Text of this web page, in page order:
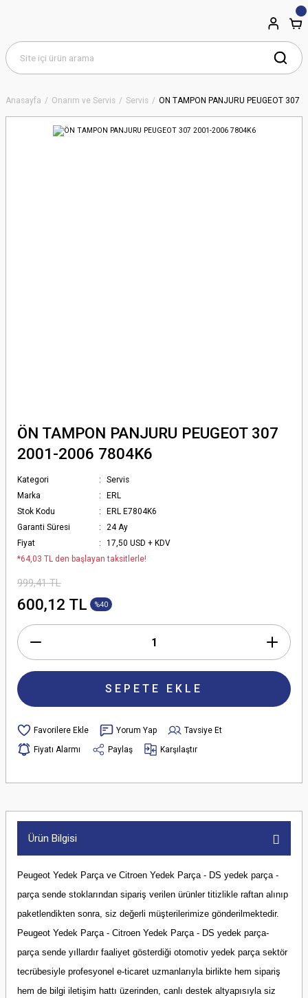
Anasayfa Onarım ve Servis Servis ÖN TAMPON PANJURU PEUGEOT 307
ÖN TAMPON PANJURU PEUGEOT 307
2001-2006 7804K6
Kategori
Servis
Marka
ERL
Stok Kodu
ERL E7804K6
Garanti Süresi
24 Ay
Fiyat
17,50 USD + KDV
*64,03 TL den başlayan taksitlerle!
999,41 TL
600,12 TL %40
SEPETE EKLE
Yorum Yap
Tavsiye Et
Fiyatı Alarmı
Paylaş Karşılaştır
Ürün Bilgisi
Peugeot Yedek Parça ve Citroen Yedek Parça - DS yedek parça -
parça sende stoklarından sipariş verilen ürünler titizlikle raftan alınıp
paketlendikten sonra, siz değerli müşterilerimize gönderilmektedir.
Peugeot Yedek Parça - Citroen Yedek Parça - DS yedek parça-
parça sende yıllardır faaliyet gösterdiği otomotiv yedek parça sektör
tecrübesiyle profesyonel e-ticaret uzmanlarıyla birlikte hem sipariş
hem de bilgi iletişim hattı üzerinden, canlı destek altyapısıyla siz